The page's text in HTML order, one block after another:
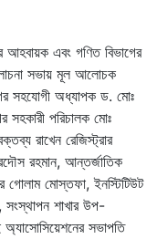
আহবায়ক এবং গণিত বিভাগের
সভায় মূল আলোচক
সহযোগী অধ্যাপক ড. মোঃ
সহকারী পরিচালক মোঃ
রাখেন রেজিস্ট্রার
রহমান, আন্তর্জাতিক
গোলাম মোস্তফা, ইনস্টিটিউট
সংস্থাপন শাখার উপ-
অ্যাসোসিয়েশনের সভাপতি